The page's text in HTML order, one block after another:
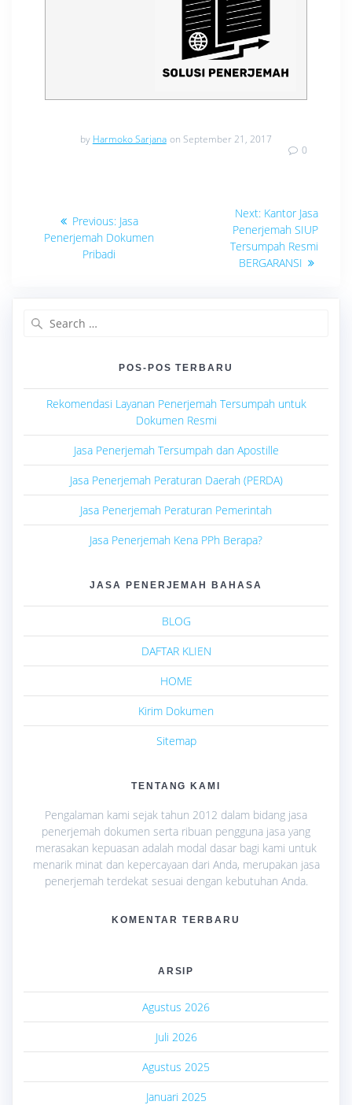
by Harmoko Sarjana on September 21, 2017
0
pos
Previous: Previous
post:
Jasa
Penerjemah Dokumen
Pribadi
Next: Next
post:
Kantor Jasa
Penerjemah SIUP
Tersumpah Resmi
BERGARANSI
POS-POS TERBARU
Rekomendasi Layanan Penerjemah Tersumpah untuk
Dokumen Resmi
Jasa Penerjemah Tersumpah dan Apostille
Jasa Penerjemah Peraturan Daerah (PERDA)
Jasa Penerjemah Peraturan Pemerintah
Jasa Penerjemah Kena PPh Berapa?
JASA PENERJEMAH BAHASA
BLOG
DAFTAR KLIEN
HOME
Kirim Dokumen
Sitemap
TENTANG KAMI
Pengalaman kami sejak tahun 2012 dalam bidang jasa
penerjemah dokumen serta ribuan pengguna jasa yang
merasakan kepuasan adalah modal dasar bagi kami untuk
menarik minat dan kepercayaan dari Anda, merupakan jasa
penerjemah terdekat sesuai dengan kebutuhan Anda.
KOMENTAR TERBARU
ARSIP
Agustus 2026
Juli 2026
Agustus 2025
Januari 2025